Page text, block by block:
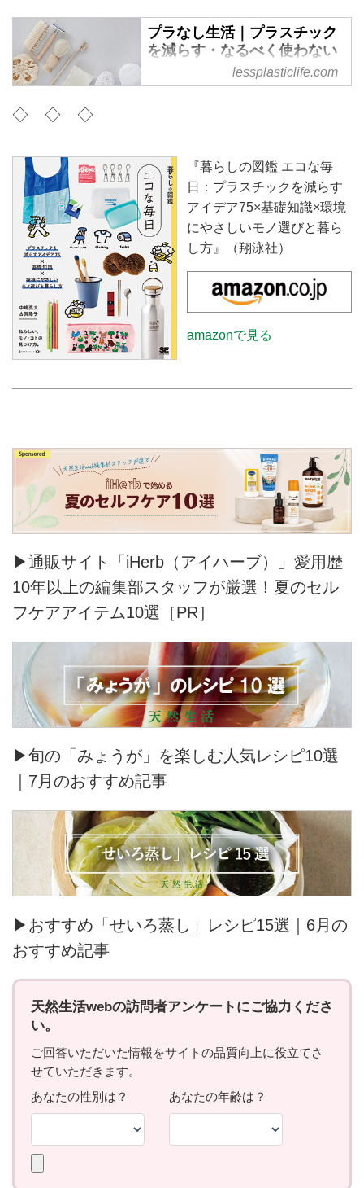
プラなし生活｜プラスチック
を減らす・なるべく使わない
lessplasticlife.com
◇ ◇ ◇
『暮らしの図鑑 エコな毎
日：プラスチックを減らす
アイデア75×基礎知識×環境
にやさしいモノ選びと暮ら
し方』（翔泳社）
amazonで見る
▶通販サイト「iHerb（アイハーブ）」愛用歴
10年以上の編集部スタッフが厳選！夏のセル
フケアアイテム10選［PR］
▶旬の「みょうが」を楽しむ人気レシピ10選
｜7月のおすすめ記事
▶おすすめ「せいろ蒸し」レシピ15選｜6月の
おすすめ記事